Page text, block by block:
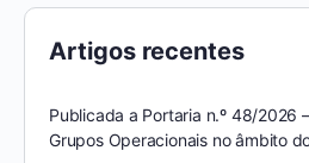
Artigos recentes
Publicada a Portaria n.º 48/2026
Grupos Operacionais no âmbito